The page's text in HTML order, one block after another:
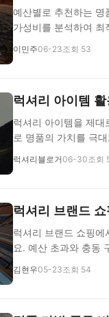
예산별로 추천하는
가성비를 분석하여 최
이민주06-23조회 53
럭셔리 아이템
럭셔리 아이템을 제대
로 명품의 가치를 극
럭셔리블로거06-30조회
럭셔리 브랜드
럭셔리 브랜드 쇼핑에
요. 예산 초과와 충동
김현우05-23조회 54